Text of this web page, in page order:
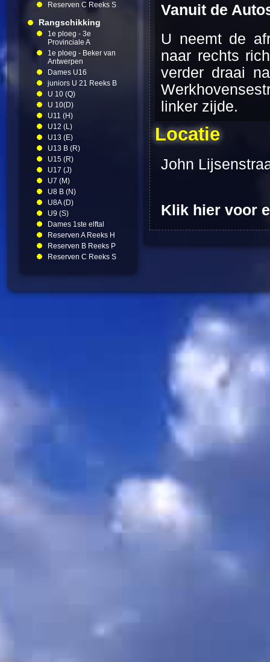
Reserven C Reeks S
Rangschikking
1e ploeg - 3e
Provinciale A
1e ploeg - Beker van
Antwerpen
Dames U16
juniors U 21 Reeks B
U 10 (Q)
U 10(D)
U11 (H)
U12 (L)
U13 (E)
U13 B (R)
U15 (R)
U17 (J)
U7 (M)
U8 B (N)
U8A (D)
U9 (S)
Dames 1ste elftal
Reserven A Reeks H
Reserven B Reeks P
Reserven C Reeks S
Vanuit de
U neemt de
naar rechts
verder draai
linker zijde.
Locatie
John
Klik hier voor